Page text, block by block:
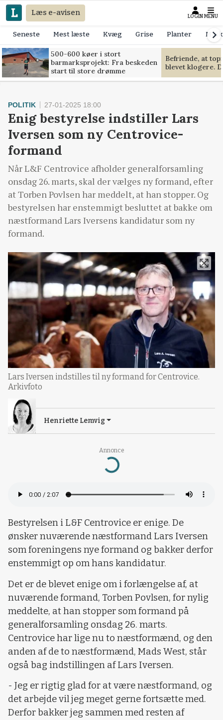
Læs e-avisen LOGIN MENU
Seneste Mest læste Kvæg Grise Planter
500-600 køer i stort
barmarksprojekt: Fra beskeden
start til store drømme
Befriende, at
blevet klogere.
Annonce
Loading...
POLITIK 27-01-2025 18:00
Enig bestyrelse indstiller Lars
Iversen som ny Centrovice-
formand
Når L&F Centrovice afholder generalforsamling
onsdag 26. marts, skal der vælges ny formand, efter
at Torben Povlsen har meddelt, at han stopper. Og
bestyrelsen har enstemmigt besluttet at bakke om
næstformand Lars Iversens kandidatur som ny
formand.
Lars Iversen indstilles til ny formand for Centrovice.
Arkivfoto
Henriette Lemvig
Bestyrelsen i L&F Centrovice er enige. De
ønsker nuværende næstformand Lars Iversen
som foreningens nye formand og bakker derfor
enstemmigt op om hans kandidatur.
Det er de blevet enige om i forlængelse af, at
nuværende formand, Torben Povlsen, for nylig
meddelte, at han stopper som formand på
generalforsamling onsdag 26. marts.
Centrovice har lige nu to næstformænd, og den
anden af de to næstformænd, Mads West, står
også bag indstillingen af Lars Iversen.
- Jeg er rigtig glad for at være næstformand, og
det arbejde vil jeg meget gerne fortsætte med.
Derfor bakker jeg sammen med resten af